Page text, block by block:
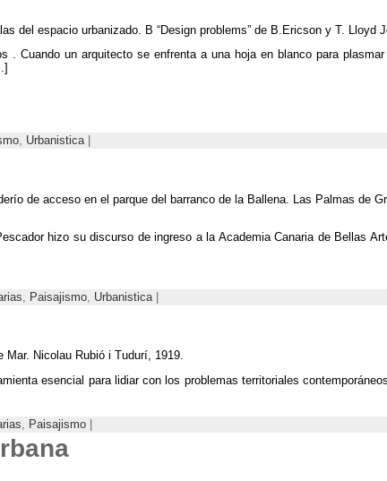
del espacio urbanizado . В “Design problems” de B.Ericson y T. Lloyd
. Cuando un arquitecto se enfrenta a una hoja en blanco para
Urbanistica
de acceso en el parque del barranco de la Ballena . Las Palmas de
hizo su discurso de ingreso a la Academia Canaria de Bellas
Paisajismo Urbanistica |
Mar. Nicolau Rubió i Tudurí, 1919.
esencial para lidiar con los problemas territoriales contemporáneos
Paisajismo